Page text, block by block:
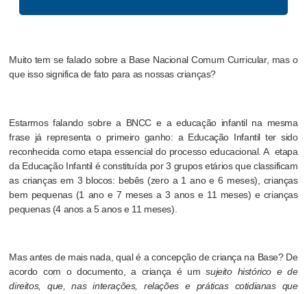
Muito tem se falado sobre a Base Nacional Comum Curricular, mas o
que isso significa de fato para as nossas crianças?
Estarmos falando sobre a BNCC e a educação infantil na mesma
frase já representa o primeiro ganho: a Educação Infantil ter sido
reconhecida como etapa essencial do processo educacional. A etapa
da Educação Infantil é constituída por 3 grupos etários que classificam
as crianças em 3 blocos: bebês (zero a 1 ano e 6 meses), crianças
bem pequenas (1 ano e 7 meses a 3 anos e 11 meses) e crianças
pequenas (4 anos a 5 anos e 11 meses).
Mas antes de mais nada, qual é a concepção de criança na Base? De
acordo com o documento, a criança é umsujeito histórico e de
direitos, que, nas interações, relações e práticas cotidianas que